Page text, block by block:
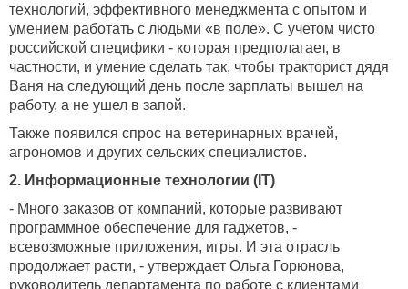
технологий, эффективного менеджмента с опытом и
умением работать с людьми «в поле». С учетом чисто
российской специфики - которая предполагает, в
частности, и умение сделать так, чтобы тракторист дядя
Ваня на следующий день после зарплаты вышел на
работу, а не ушел в запой.
Также появился спрос на ветеринарных врачей,
агрономов и других сельских специалистов.
2. Информационные технологии (IT)
- Много заказов от компаний, которые развивают
программное обеспечение для гаджетов, -
всевозможные приложения, игры. И эта отрасль
продолжает расти, - утверждает Ольга Горюнова,
руководитель департамента по работе с клиентами